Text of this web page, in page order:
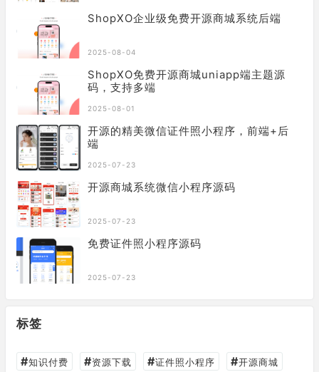
ShopXO企业级免费开源商城系统后端
2025-08-04
ShopXO免费开源商城uniapp端主题源
码，支持多端
2025-08-01
开源的精美微信证件照小程序，前端+后
端
2025-07-23
开源商城系统微信小程序源码
2025-07-23
免费证件照小程序源码
2025-07-23
标签
#知识付费 #资源下载 #证件照小程序 #开源商城